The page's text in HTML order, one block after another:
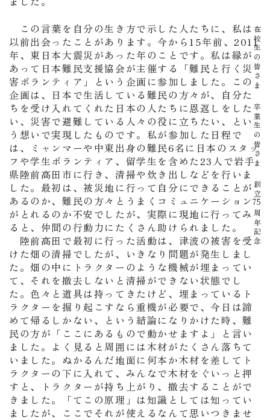
この言葉を自分の生き方で示した人たちに、私は
以前出会ったことがあります。今から15年前、2011
年、東日本大震災があった年のことです。私は縁が
あって日本難民支援協会が主催する「難民と行く災
害ボランティア」という企画に参加しました。この
企画は、日本で生活している難民の方々が、自分た
ちを受け入れてくれた日本の人たちに恩返しをした
い、災害で避難している人々の役に立ちたい、とい
う想いで実現したものです。私が参加した日程で
は、ミャンマーや中東出身の難民6名に日本のスタッ
フや学生ボランティア、留学生を含めた23人で岩手
県陸前高田市に行き、清掃や炊き出しなどを行いま
した。最初は、被災地に行って自分にできることが
あるのか、難民の方々とうまくコミュニケーション
がとれるのか不安でしたが、実際に現地に行ってみ
ると、仲間の行動力にたくさん助けられました。
陸前高田で最初に行った活動は、津波の被害を受
けた畑の清掃でしたが、いきなり問題が発生しまし
た。畑の中にトラクターのような機械が埋まってい
て、それを撤去しないと清掃ができない状態でし
た。色々と道具は持ってきたけど、埋まっているト
ラクターを掘り起こすなら重機が必要で、今日は諦
めて帰るしかない、という結論になりかけた時、難
民の方が「ここにあるもので動かせますよ」と言い
ました。よく見ると周囲には木材がたくさん落ちて
いました。ぬかるんだ地面に何本か木材を差してト
ラクターの下に入れて、みんなで木材をぐいっと押
すと、トラクターが持ち上がり、撤去することがで
きました。「てこの原理」は知識としては知ってい
ましたが、ここでそれが使えるなんて思いつきませ
在校生の皆さま
卒業生の皆さま
創立
75
周年記念